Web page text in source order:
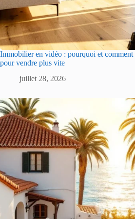
Immobilier en vidéo : pourquoi et
pour vendre plus vite
juillet 28, 2026